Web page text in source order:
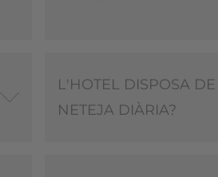
L'HOTEL DISPOSA
NETEJA DIÀRIA?